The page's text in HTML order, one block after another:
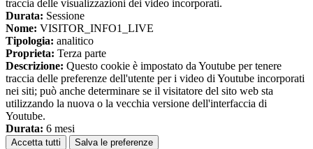
traccia delle visualizzazioni dei video incorporati.
Durata: Sessione
Nome: VISITOR_INFO1_LIVE
Tipologia: analitico
Proprieta: Terza parte
Descrizione: Questo cookie è impostato da Youtube per tenere
traccia delle preferenze dell'utente per i video di Youtube incorporati
nei siti; può anche determinare se il visitatore del sito web sta
utilizzando la nuova o la vecchia versione dell'interfaccia di
Youtube.
Durata: 6 mesi
Accetta tutti Salva le preferenze